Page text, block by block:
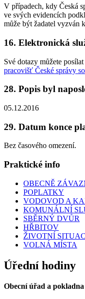
V případech, kdy Česká
ve svých evidencích
může být žadatel vyzván
16. Elektronická
Své dotazy můžete posílat
pracovišť České správy
28. Popis byl
05.12.2016
29. Datum konce
Bez časového omezení.
Praktické info
OBECNĚ
POPLATKY
VODOVOD A
KOMUNÁLNÍ
SBĚRNÝ DVŮR
HŘBITOV
ŽIVOTNÍ
VOLNÁ MÍSTA
Úřední hodiny
Obecní úřad a pokladna